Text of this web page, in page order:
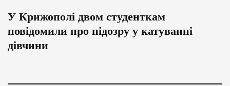
У Крижополі двом студенткам
повідомили про підозру у катуванні
дівчини